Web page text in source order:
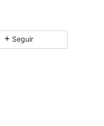
Seguir